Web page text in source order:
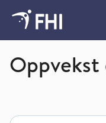
Folkehelseinstituttet